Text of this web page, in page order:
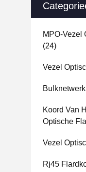
MPO-Vezel
(24)
Vezel
Koord Van
Optische
Vezel
Rj45